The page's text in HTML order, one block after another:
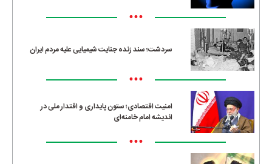
•••
سردشت؛ سند زنده جنایت شیمیایی علیه مردم ایران
•••
امنیت اقتصادی؛ ستون پایداری و اقتدار ملی در
اندیشه امام خامنه‌ای
•••